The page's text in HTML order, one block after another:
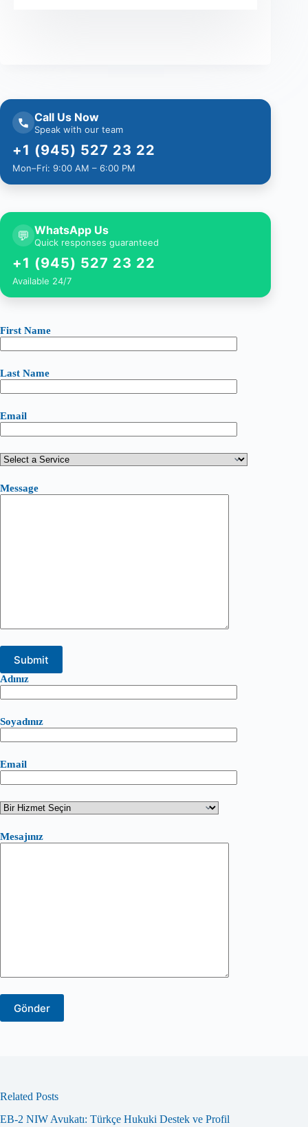
Call Us Now
Speak with our team
+1 (945) 527 23 22
Mon–Fri: 9:00 AM – 6:00 PM
💬 WhatsApp Us
Quick responses guaranteed
+1 (945) 527 23 22
Available 24/7
First Name
Last Name
Email
Message
Adınız
Soyadınız
Email
Mesajınız
Related Posts
EB-2 NIW Avukatı: Türkçe Hukuki Destek ve Profil